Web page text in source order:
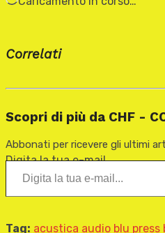
Correlati
Scopri di più da CHF -
Abbonati per ricevere gli ultimi
Digita la tua e-mail...
Tag: acustica audio blu press